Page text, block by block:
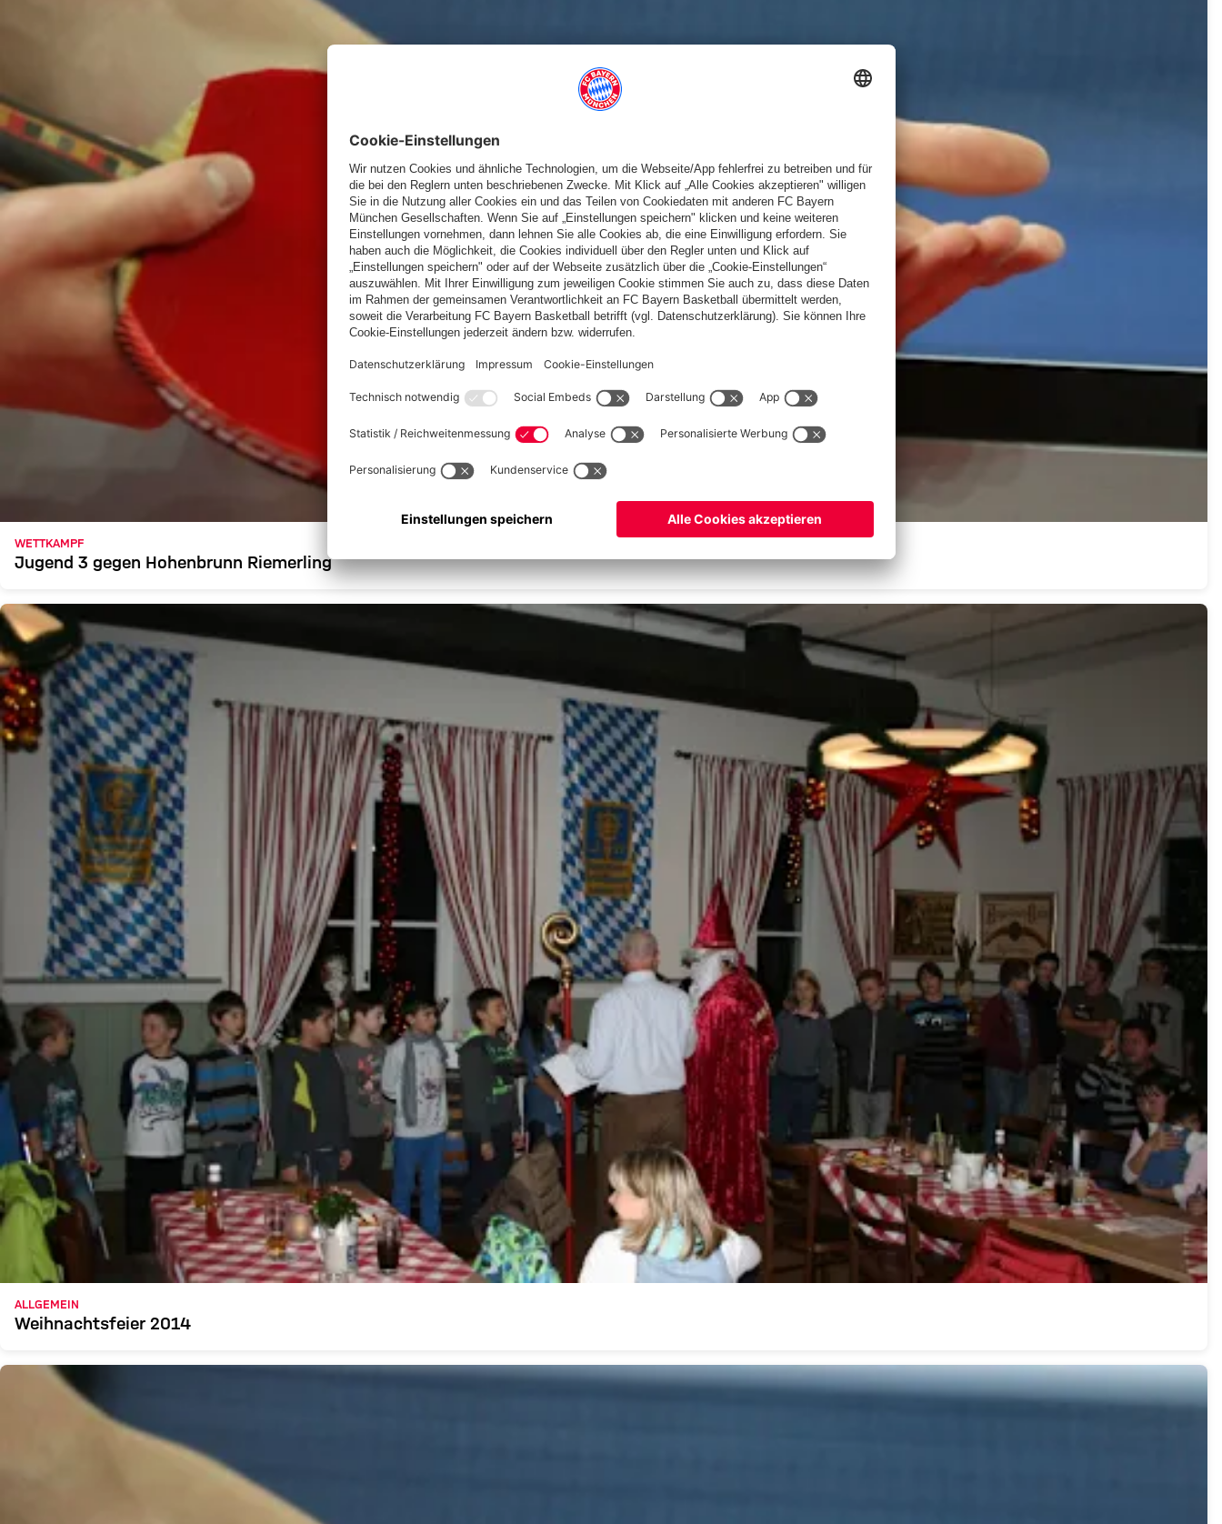
WETTKAMPF
Jugend 3 gegen Hohenbrunn Riemerling
ALLGEMEIN
Weihnachtsfeier 2014